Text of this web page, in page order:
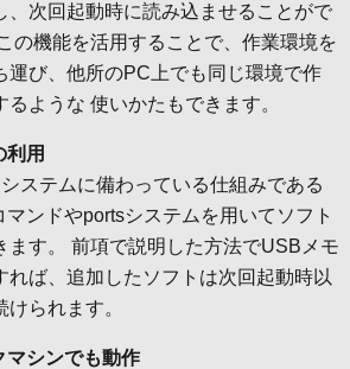
、次回起動時に読み込ませることがで
の機能を活用することで、作業環境を
運び、他所のPC上でも同じ環境で作
るような 使いかたもできます。
利用
ステムに備わっている仕組みである
マンドやportsシステムを用いてソフト
ます。 前項で説明した方法でUSBメモ
れば、追加したソフトは次回起動時以
けられます。
マシンでも動作